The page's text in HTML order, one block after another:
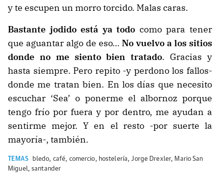
y te escupen un morro torcido. Malas caras.
Bastante jodido está ya todo como para tener
que aguantar algo de eso… No vuelvo a los sitios
donde no me siento bien tratado. Gracias y
hasta siempre. Pero repito -y perdono los fallos-
donde me tratan bien. En los días que necesito
escuchar ‘Sea’ o ponerme el albornoz porque
tengo frío por fuera y por dentro, me ayudan a
sentirme mejor. Y en el resto -por suerte la
mayoría-, también.
TEMAS bledo, café, comercio, hostelería,Jorge Drexler, Mario San
Miguel,santander